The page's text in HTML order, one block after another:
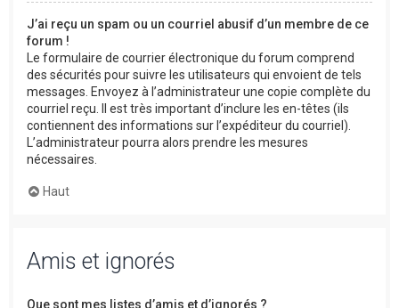
J’ai reçu un spam ou un courriel abusif d’un membre de ce
forum !
Le formulaire de courrier électronique du forum comprend
des sécurités pour suivre les utilisateurs qui envoient de tels
messages. Envoyez à l’administrateur une copie complète du
courriel reçu. Il est très important d’inclure les en-têtes (ils
contiennent des informations sur l’expéditeur du courriel).
L’administrateur pourra alors prendre les mesures
nécessaires.
Haut
Amis et ignorés
Que sont mes listes d’amis et d’ignorés ?